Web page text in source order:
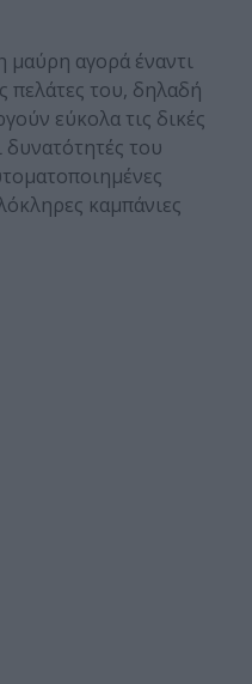
μαύρη αγορά έναντι
πελάτες του, δηλαδή
εύκολα τις δικές
δυνατότητές του
καμπάνιες